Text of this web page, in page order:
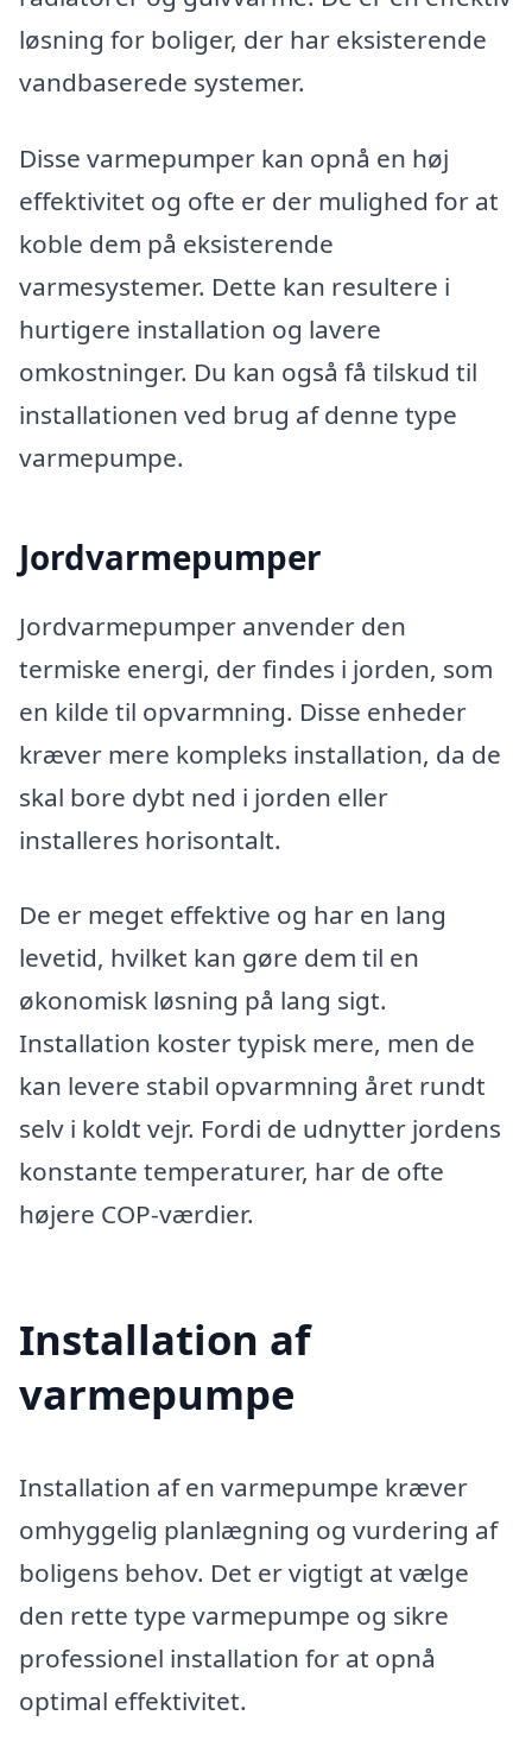
løsning for boliger, der har eksisterende
vandbaserede systemer.
Disse varmepumper kan opnå en høj
effektivitet og ofte er der mulighed for at
koble dem på eksisterende
varmesystemer. Dette kan resultere i
hurtigere installation og lavere
omkostninger. Du kan også få tilskud til
installationen ved brug af denne type
varmepumpe.
Jordvarmepumper
Jordvarmepumper anvender den
termiske energi, der findes i jorden, som
en kilde til opvarmning. Disse enheder
kræver mere kompleks installation, da de
skal bore dybt ned i jorden eller
installeres horisontalt.
De er meget effektive og har en lang
levetid, hvilket kan gøre dem til en
økonomisk løsning på lang sigt.
Installation koster typisk mere, men de
kan levere stabil opvarmning året rundt
selv i koldt vejr. Fordi de udnytter jordens
konstante temperaturer, har de ofte
højere COP-værdier.
Installation af
varmepumpe
Installation af en varmepumpe kræver
omhyggelig planlægning og vurdering af
boligens behov. Det er vigtigt at vælge
den rette type varmepumpe og sikre
professionel installation for at opnå
optimal effektivitet.